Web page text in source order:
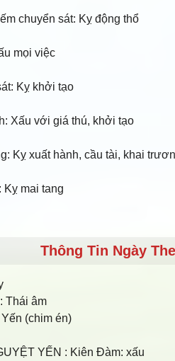
chuyển sát: Kỵ động thổ
mọi việc
Kỵ khởi tạo
Xấu với giá thú, khởi tạo
Kỵ xuất hành, cầu tài, khai
Kỵ mai tang
Thông Tin Ngày
Thái âm
Yến (chim én)
YẾN : Kiên Đàm: xấu